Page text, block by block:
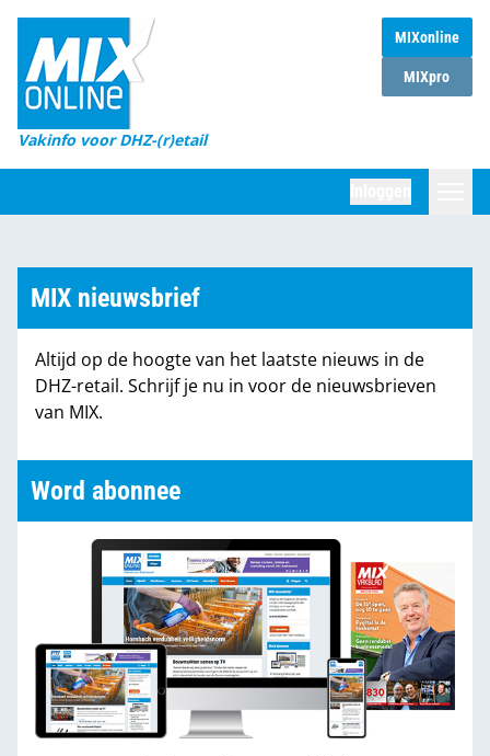
MIXonline
MIXpro
Vakinfo voor DHZ-(r)etail
Home
Magazines
DHZ Sessie
Marktcijfers
Partners
MIX nieuwsbrief
Altijd op de hoogte van het laatste nieuws in de
DHZ-retail. Schrijf je nu in voor de nieuwsbrieven
van MIX.
Word abonnee